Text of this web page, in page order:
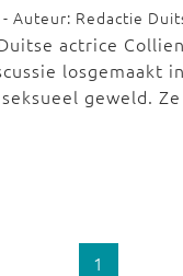
Auteur: Redactie
actrice
losgemaakt
geweld.
1